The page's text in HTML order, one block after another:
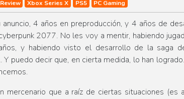
Review Xbox Series X PS5 PC Gaming
4 años en preproducción, y 4 años de
2077. No les voy a mentir, habiendo
y habiendo visto el desarrollo de la saga
puedo decir que, en cierta medida, lo han
que a raíz de ciertas situaciones (es